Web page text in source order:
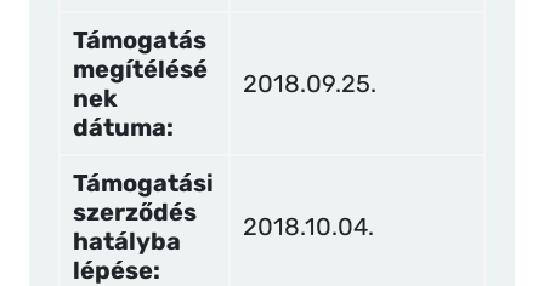
Támogatás
megítélésé
nek
dátuma:
2018.09.25.
Támogatási
szerződés
hatályba
lépése:
2018.10.04.